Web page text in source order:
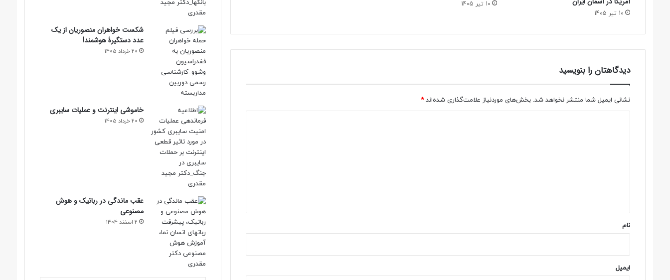
10 تیر 1405
10 تیر 1405
دیدگاهتان را بنویسید
نشانی ایمیل شما منتشر نخواهد شد. بخش‌های موردنیاز علامت‌گذاری شده‌اند*
نام
ایمیل
شکست خواهران منصوریان از یک
عدد دستگیرۀ هوشمند!
20 خرداد 1405
خاموشی اینترنت و عملیات سایبری
20 خرداد 1405
عقب ماندگی در رباتیک و هوش
مصنوعی
2 اسفند 1404